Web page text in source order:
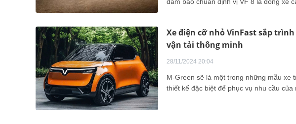
Xe điện cỡ nhỏ VinFast sắp
vận tải thông minh
28/11/2024 20:04
M-Green sẽ là một trong những mẫu xe
thiết kế đặc biệt để phục vụ nhu cầu của